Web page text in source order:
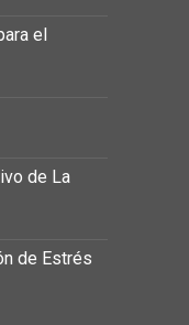
el
de La
de Estrés